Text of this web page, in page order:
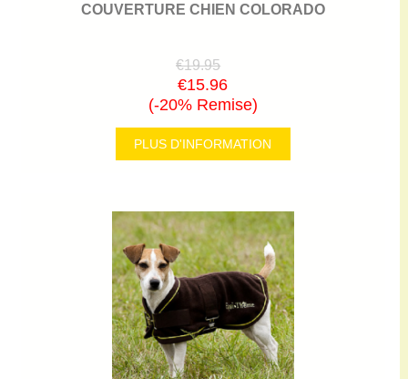
COUVERTURE CHIEN COLORADO
€19.95
€15.96
(-20% Remise)
PLUS D'INFORMATION